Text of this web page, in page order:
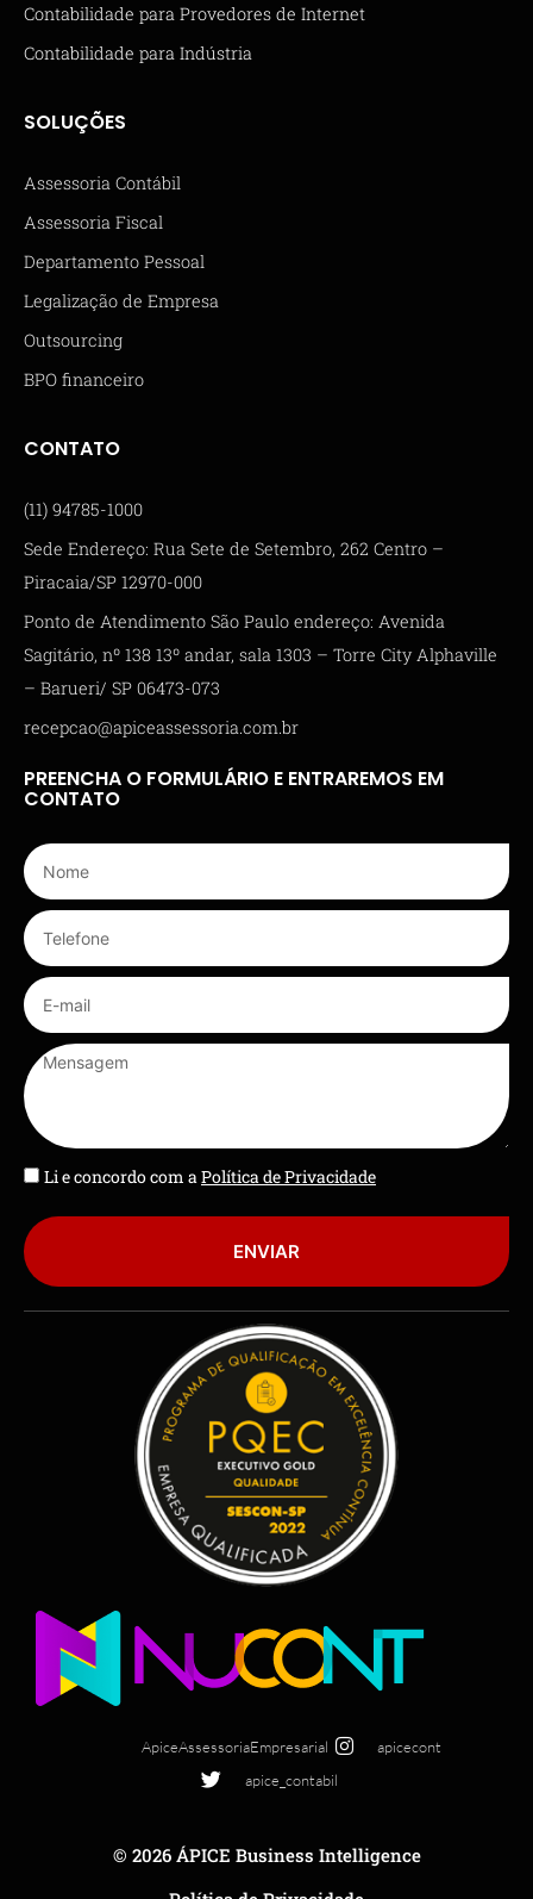
Contabilidade para Provedores de Internet
Contabilidade para Indústria
SOLUÇÕES
Assessoria Contábil
Assessoria Fiscal
Departamento Pessoal
Legalização de Empresa
Outsourcing
BPO financeiro
CONTATO
(11) 94785-1000
Sede Endereço: Rua Sete de Setembro, 262 Centro –
Piracaia/SP 12970-000
Ponto de Atendimento São Paulo endereço: Avenida
Sagitário, nº 138 13º andar, sala 1303 – Torre City Alphaville
– Barueri/ SP 06473-073
recepcao@apiceassessoria.com.br
PREENCHA O FORMULÁRIO E ENTRAREMOS EM
CONTATO
Li e concordo com a Política de Privacidade
ENVIAR
ApiceAssessoriaEmpresarial
apicecont
apice_contabil
© 2026 ÁPICE Business Intelligence